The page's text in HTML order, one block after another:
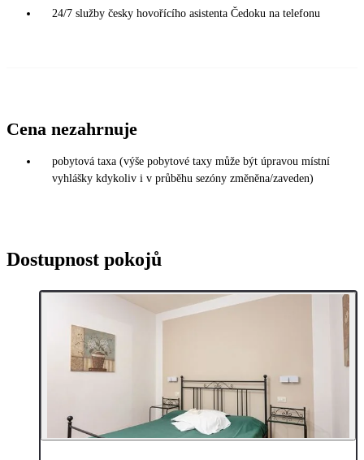
24/7 služby česky hovořícího asistenta Čedoku na telefonu
Cena nezahrnuje
pobytová taxa (výše pobytové taxy může být úpravou místní
vyhlášky kdykoliv i v průběhu sezóny změněna/zaveden)
Dostupnost pokojů